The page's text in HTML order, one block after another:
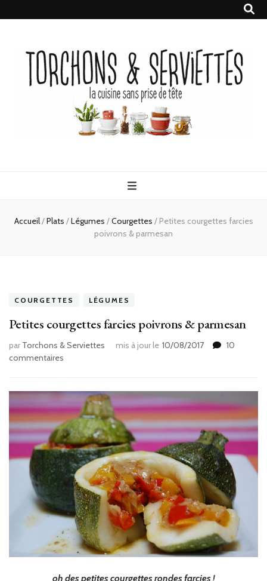
Serviettes
Accueil/Plats /Légumes /Courgettes / Petites courgettes farcies
poivrons & parmesan
COURGETTES LÉGUMES
Petites courgettes farcies poivrons & parmesan
par Torchons & Serviettes mis à jour le 10/08/2017
10
commentaires
farcies
poivrons
&
parmesan
oh des petites courgettes rondes farcies !